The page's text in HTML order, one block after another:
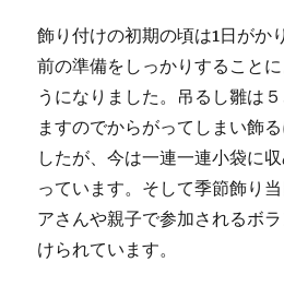
飾り付けの初期の頃は1日がか
前の準備をしっかりすること
うになりました。吊るし雛は
ますのでからがってしまい飾
したが、今は一連一連小袋に
っています。そして季節飾り
アさんや親子で参加されるボ
けられています。